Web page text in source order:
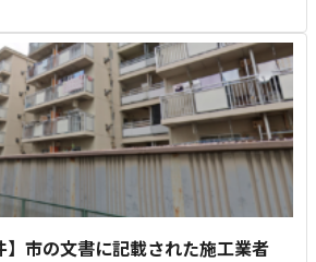
】市の文書に記載された施工業者